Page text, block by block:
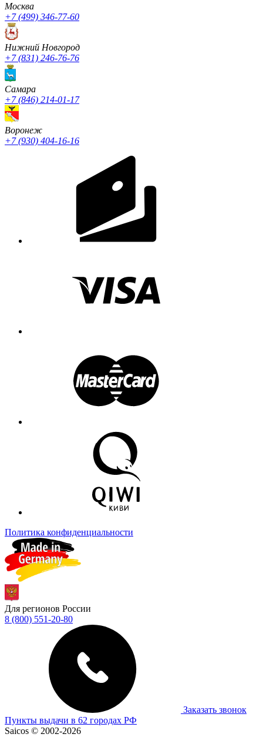
Москва
+7 (499) 346-77-60
Нижний Новгород
+7 (831) 246-76-76
Cамара
+7 (846) 214-01-17
Воронеж
+7 (930) 404-16-16
Политика конфиденциальности
Для регионов России
8 (800) 551-20-80
Заказать звонок
Пункты выдачи в 62 городах РФ
Saicos © 2002-2026